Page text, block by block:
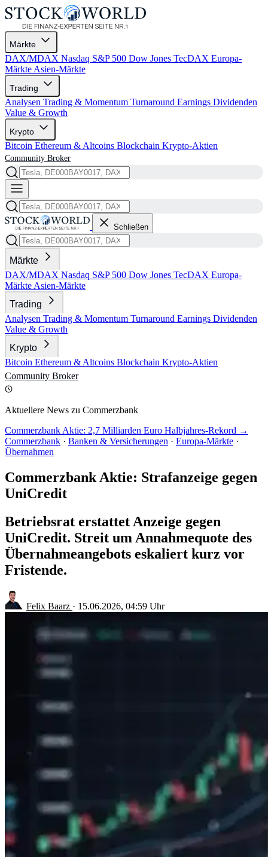
Märkte
DAX/MDAX Nasdaq S&P 500 Dow Jones TecDAX Europa-
Märkte Asien-Märkte
Trading
Analysen Trading & Momentum Turnaround Earnings Dividenden
Value & Growth
Krypto
Bitcoin Ethereum & Altcoins Blockchain Krypto-Aktien
Community Broker
Schließen
Märkte
DAX/MDAX Nasdaq S&P 500 Dow Jones TecDAX Europa-
Märkte Asien-Märkte
Trading
Analysen Trading & Momentum Turnaround Earnings Dividenden
Value & Growth
Krypto
Bitcoin Ethereum & Altcoins Blockchain Krypto-Aktien
Community Broker
Aktuellere News zu Commerzbank
Commerzbank Aktie: 2,7 Milliarden Euro Halbjahres-Rekord →
Commerzbank · Banken & Versicherungen · Europa-Märkte ·
Übernahmen
Commerzbank Aktie: Strafanzeige gegen
UniCredit
Betriebsrat erstattet Anzeige gegen
UniCredit. Streit um Annahmequote des
Übernahmeangebots eskaliert kurz vor
Fristende.
Felix Baarz · 15.06.2026, 04:59 Uhr